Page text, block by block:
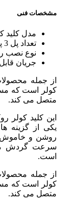
مشخصات فنی
مدل کلید
تعداد پل 3 پل
نوع نصب
جریان قابل
از جمله
کولر است که
متصل می کند.
این کلید کولر
یکی از گزینه
روشن و خاموش
سرعت گردش
است.
از جمله
کولر است که
متصل می کند.